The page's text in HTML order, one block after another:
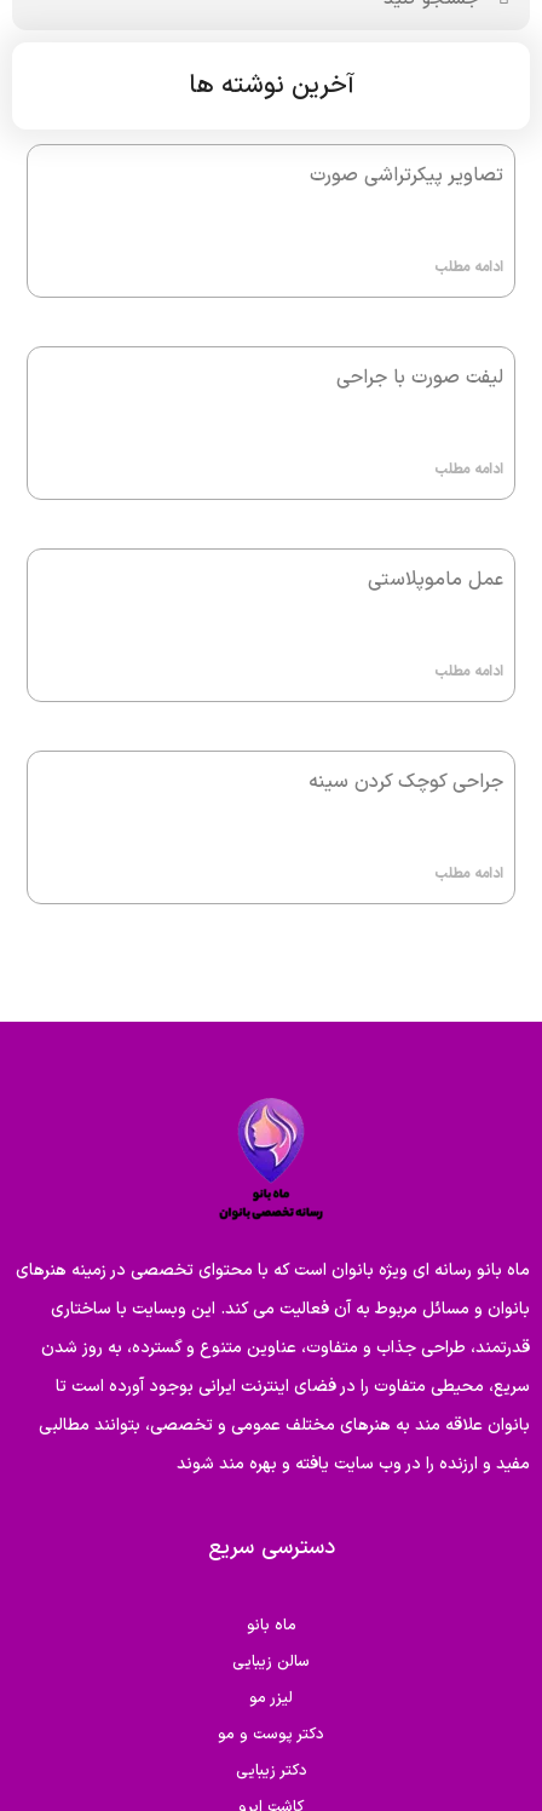
آخرین نوشته ها
تصاویر پیکرتراشی صورت
ادامه مطلب
لیفت صورت با جراحی
ادامه مطلب
عمل ماموپلاستی
ادامه مطلب
جراحی کوچک کردن سینه
ادامه مطلب
ماه بانو رسانه ای ویژه بانوان است که با محتوای تخصصی در زمینه هنرهای
بانوان و مسائل مربوط به آن فعالیت می کند. این وبسایت با ساختاری
قدرتمند، طراحی جذاب و متفاوت، عناوین متنوع و گسترده، به روز شدن
سریع، محیطی متفاوت را در فضای اینترنت ایرانی بوجود آورده است تا
بانوان علاقه مند به هنرهای مختلف عمومی و تخصصی، بتوانند مطالبی
مفید و ارزنده را در وب سایت یافته و بهره مند شوند
دسترسی سریع
ماه بانو
سالن زیبایی
لیزر مو
دکتر پوست و مو
دکتر زیبایی